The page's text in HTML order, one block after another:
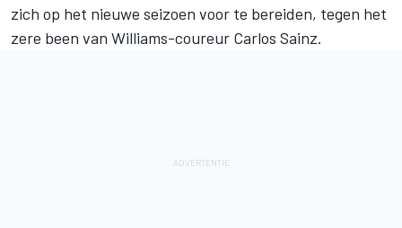
zich op het nieuwe seizoen voor te bereiden, tegen het
zere been van Williams-coureur Carlos Sainz.